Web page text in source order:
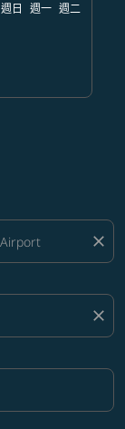
週日 週一 週二
close
close